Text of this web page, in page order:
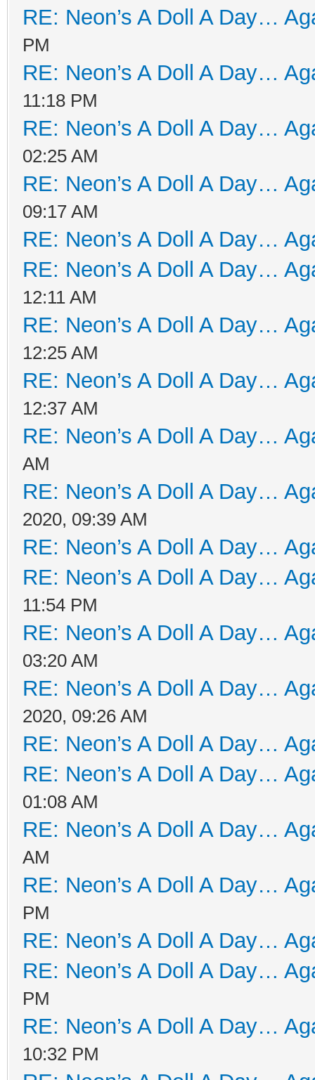
RE: Neon’s A Doll A Day…
PM
RE: Neon’s A Doll A Day…
11:18 PM
RE: Neon’s A Doll A Day…
02:25 AM
RE: Neon’s A Doll A Day…
09:17 AM
RE: Neon’s A Doll A Day…
RE: Neon’s A Doll A Day…
12:11 AM
RE: Neon’s A Doll A Day…
12:25 AM
RE: Neon’s A Doll A Day…
12:37 AM
RE: Neon’s A Doll A Day…
AM
RE: Neon’s A Doll A Day…
2020, 09:39 AM
RE: Neon’s A Doll A Day…
RE: Neon’s A Doll A Day…
11:54 PM
RE: Neon’s A Doll A Day…
03:20 AM
RE: Neon’s A Doll A Day…
2020, 09:26 AM
RE: Neon’s A Doll A Day…
RE: Neon’s A Doll A Day…
01:08 AM
RE: Neon’s A Doll A Day…
AM
RE: Neon’s A Doll A Day…
PM
RE: Neon’s A Doll A Day…
RE: Neon’s A Doll A Day…
PM
RE: Neon’s A Doll A Day…
10:32 PM